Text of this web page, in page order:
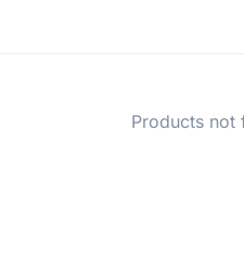
Products not